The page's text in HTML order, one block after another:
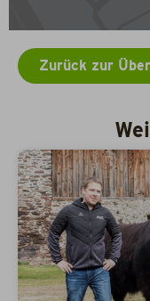
Zurück zur